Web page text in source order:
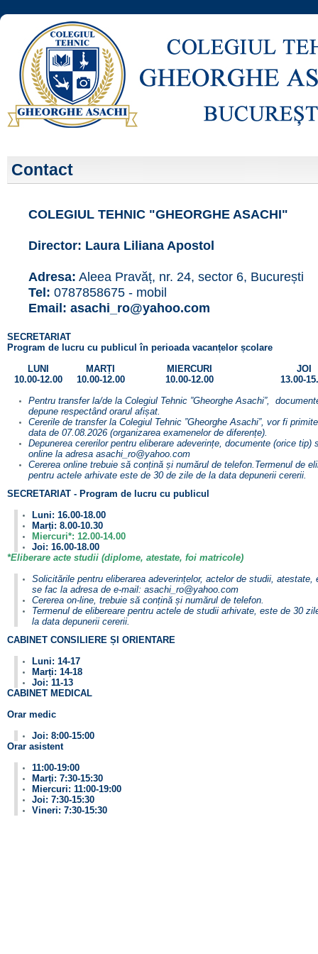
Contact
COLEGIUL TEHNIC "GHEORGHE ASACHI"
Director: Laura Liliana Apostol
Adresa: Aleea Pravăț, nr. 24, sector 6, București
Tel: 0787858675 - mobil
Email: asachi_ro@yahoo.com
SECRETARIAT
Program de lucru cu publicul în perioada vacanțelor școlare
LUNI
MARȚI MIERCURI
JOI
10.00-12.00
10.00-12.00 10.00-12.00
13.00-
Pentru transfer la/de la Colegiul Tehnic ”Gheorghe Asachi”,
depune respectând orarul afișat.
Cererile de transfer la Colegiul Tehnic ”Gheorghe Asachi”, vor fi
data de 07.08.2026 (organizarea examenelor de diferențe).
Depunerea cererilor pentru eliberare adeverințe, documente (orice tip)
online la adresa asachi_ro@yahoo.com
Cererea online trebuie să conțină și numărul de telefon. Termenul de
pentru actele arhivate este de 30 de zile de la data depunerii cererii.
SECRETARIAT - Program de lucru cu publicul
Luni: 16.00-18.00
Marți: 8.00-10.30
Miercuri*: 12.00-14.00
Joi: 16.00-18.00
*Eliberare acte studii (diplome, atestate, foi matricole)
Solicitările pentru eliberarea adeverințelor, actelor de studii, atestate,
se fac la adresa de e-mail: asachi_ro@yahoo.com
Cererea on-line, trebuie să conțină și numărul de telefon.
Termenul de elibereare pentru actele de studii arhivate, este de 30
la data depunerii cererii.
CABINET CONSILIERE ȘI ORIENTARE
Luni: 14-17
Marți: 14-18
Joi: 11-13
CABINET MEDICAL
Orar medic
Joi: 8:00-15:00
Orar asistent
11:00-19:00
Marți: 7:30-15:30
Miercuri: 11:00-19:00
Joi: 7:30-15:30
Vineri: 7:30-15:30